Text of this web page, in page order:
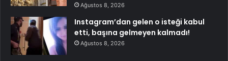
Ağustos 8, 2026
Instagram’dan gelen o isteği kabul
etti, başına gelmeyen kalmadı!
Ağustos 8, 2026